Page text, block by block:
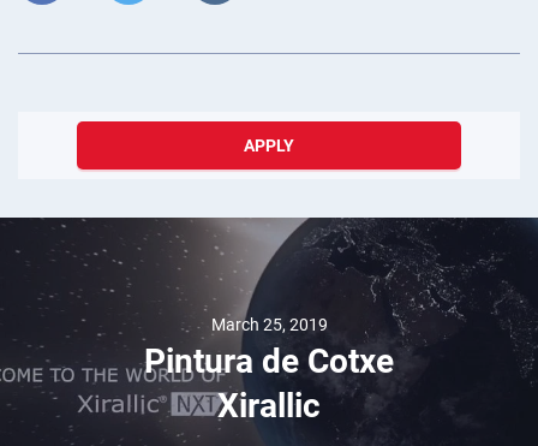
APPLY
March 25, 2019
Pintura de Cotxe
Xirallic